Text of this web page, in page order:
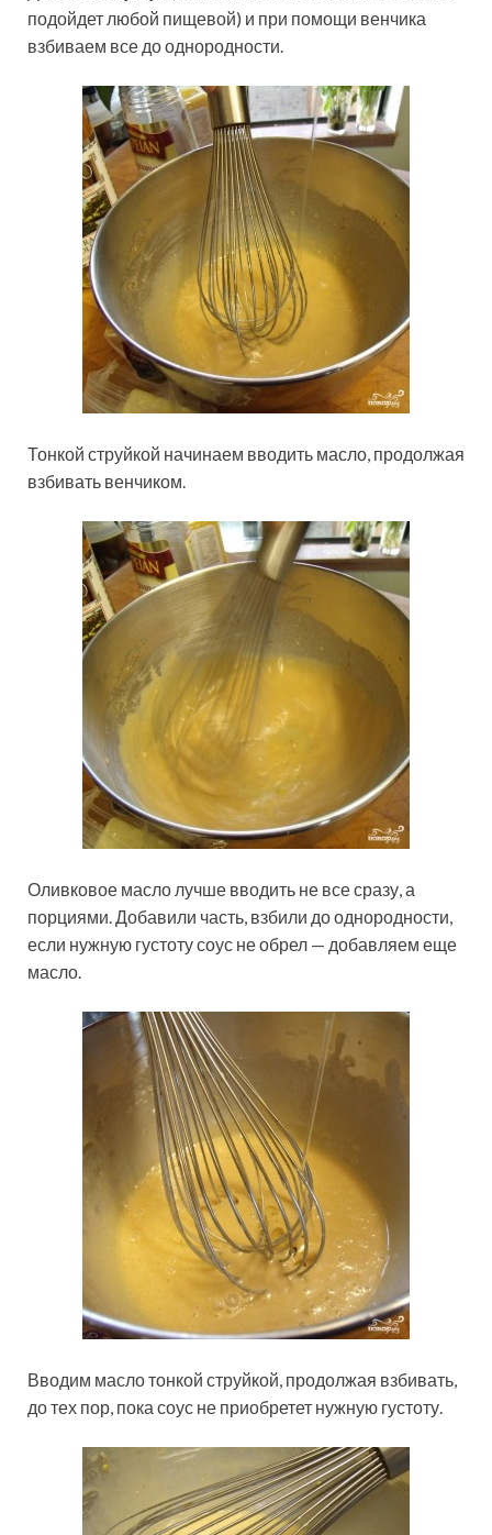
подойдет любой пищевой) и при помощи венчика
взбиваем все до однородности.
Тонкой струйкой начинаем вводить масло, продолжая
взбивать венчиком.
Оливковое масло лучше вводить не все сразу, а
порциями. Добавили часть, взбили до однородности,
если нужную густоту соус не обрел — добавляем еще
масло.
Вводим масло тонкой струйкой, продолжая взбивать,
до тех пор, пока соус не приобретет нужную густоту.